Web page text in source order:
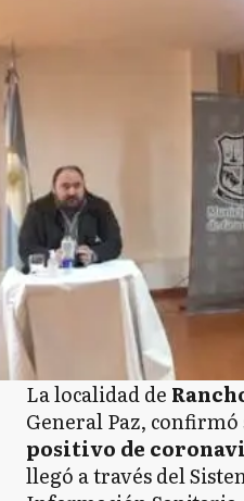
La localidad de
General Paz, confirmó
positivo de
llegó a través del